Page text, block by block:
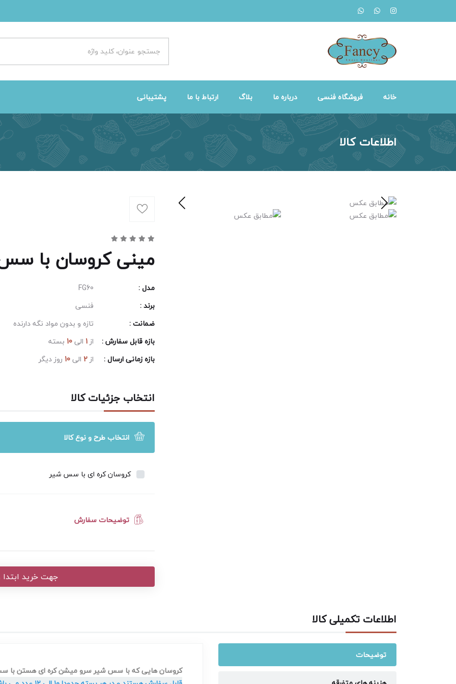
خانه فروشگاه فنسی درباره ما بلاگ ارتباط با ما پشتیبانی
اطلاعات کالا
مینی کروسان با
مدل :
FG60
برند :
فنسی
ضمانت :
تازه و بدون مواد نگه دارنده
بازه قابل سفارش :
از1 الی10 بسته
بازه زمانی ارسال :
از2 الی10 روز دیگر
انتخاب جزئیات کالا
انتخاب طرح و نوع کالا
کروسان کره ای با سس شیر
توضیحات سفارش
جهت خرید ابتدا
اطلاعات تکمیلی کالا
توضیحات
کروسان هایی که با سس شیر سرو میشن کره ای هستن